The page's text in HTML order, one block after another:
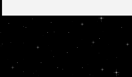
-->